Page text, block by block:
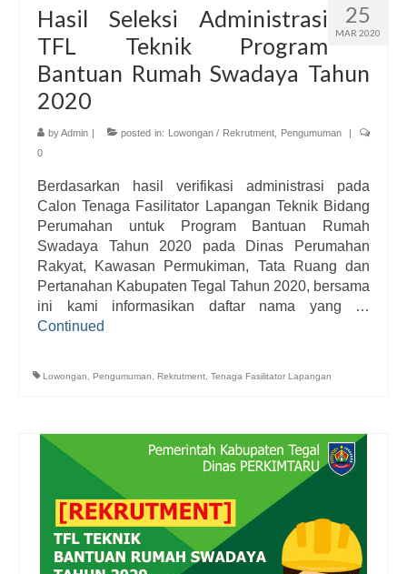
25
MAR 2020
Hasil Seleksi Administrasi
TFL Teknik Program
Bantuan Rumah Swadaya Tahun
2020
byAdmin posted in: Lowongan / Rekrutment Pengumuman
0
Berdasarkan hasil verifikasi administrasi pada
Calon Tenaga Fasilitator Lapangan Teknik Bidang
Perumahan untuk Program Bantuan Rumah
Swadaya Tahun 2020 pada Dinas Perumahan
Rakyat, Kawasan Permukiman, Tata Ruang dan
Pertanahan Kabupaten Tegal Tahun 2020, bersama
ini kami informasikan daftar nama yang …
Continued
Lowongan, Pengumuman, Rekrutment, Tenaga Fasilitator Lapangan